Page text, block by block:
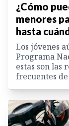
¿Cómo
menores
hasta
Los jóvenes
Programa
estas son las
frecuentes